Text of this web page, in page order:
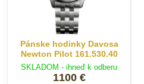
Pánske hodinky Davosa
Newton Pilot 161.530.40
SKLADOM - ihneď k odberu
1100 €